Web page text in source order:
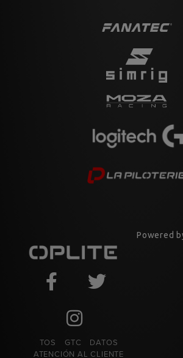
TOS GTC
DATOS
ATENCIÓN AL CLIENTE
Powered